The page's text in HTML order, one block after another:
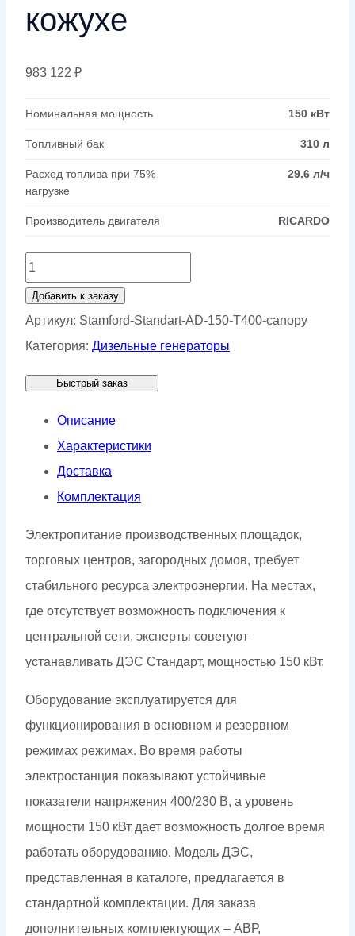
кожухе
983 122 ₽
Номинальная мощность 150 кВт
Топливный бак 310 л
Расход топлива при 75%
нагрузке
29.6 л/ч
Производитель двигателя RICARDO
Количество
товара
Генератор
Stamford
150-
T400
кожухе
Добавить к заказу
Артикул: Stamford-Standart-AD-150-T400-canopy
Категория: Дизельные генераторы
Быстрый заказ
Описание
Характеристики
Доставка
Комплектация
Электропитание производственных площадок,
торговых центров, загородных домов, требует
стабильного ресурса электроэнергии. На местах,
где отсутствует возможность подключения к
центральной сети, эксперты советуют
устанавливать ДЭС Стандарт, мощностью 150 кВт.
Оборудование эксплуатируется для
функционирования в основном и резервном
режимах режимах. Во время работы
электростанция показывают устойчивые
показатели напряжения 400/230 В, а уровень
мощности 150 кВт дает возможность долгое время
работать оборудованию. Модель ДЭС,
представленная в каталоге, предлагается в
стандартной комплектации. Для заказа
дополнительных комплектующих – АВР,